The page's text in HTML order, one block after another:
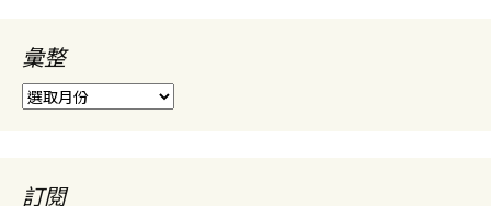
彙整
彙
整
訂閱